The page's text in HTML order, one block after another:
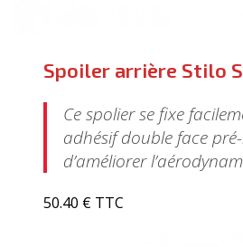
Spoiler arrière Stilo
Ce spolier se fixe
adhésif double face
d’améliorer
50.40 € TTC